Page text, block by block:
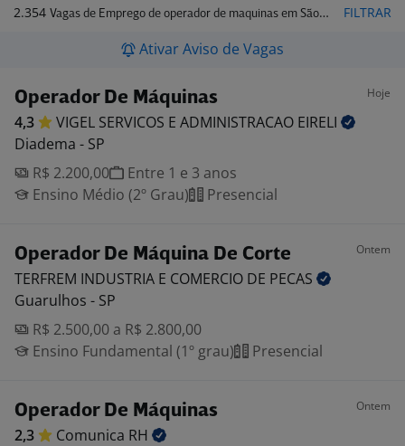
2.354 Vagas de Emprego de operador de maquinas em São Paulo FILTRAR
Ativar Aviso de Vagas
Operador De Máquinas Hoje
4,3 VIGEL SERVICOS E ADMINISTRACAO EIRELI
Diadema - SP
R$ 2.200,00
Entre 1 e 3 anos
Ensino Médio (2º Grau)
Presencial
Operador De Máquina De Corte Ontem
TERFREM INDUSTRIA E COMERCIO DE PECAS
Guarulhos - SP
R$ 2.500,00 a R$ 2.800,00
Ensino Fundamental (1º grau)
Presencial
Operador De Máquinas Ontem
2,3 Comunica RH